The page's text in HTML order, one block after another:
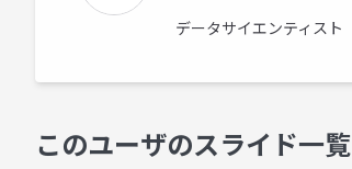
データサイエンティスト
このユーザのスライド一覧